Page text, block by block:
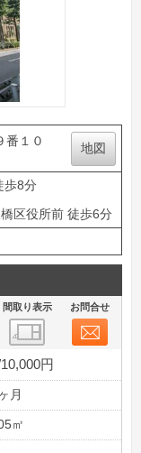
番１０
地図
歩8分
区役所前 徒歩6分
間取り表示 お問合せ
10,000円
月
㎡